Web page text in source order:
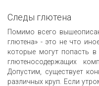
Следы глютена
Помимо всего
глютена» - это не что
которые могут попасть
глютеносодержащих
Допустим, существует
различных круп. Если